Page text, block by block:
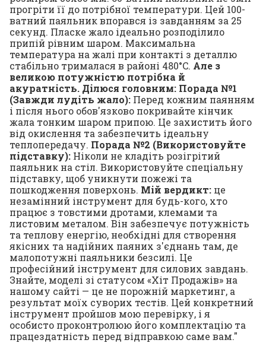
прогріти її до потрібної температури. Цей 100-
ватний паяльник впорався із завданням за 25
секунд. Пласке жало ідеально розподілило
припій рівним шаром. Максимальна
температура на жалі при контакті з деталлю
стабільно трималася в районі 480°C. Але з
великою потужністю потрібна й
акуратність. Ділюся головним: Порада №1
(Завжди лудіть жало): Перед кожним паянням
і після нього обов'язково покривайте кінчик
жала тонким шаром припою. Це захистить його
від окислення та забезпечить ідеальну
теплопередачу. Порада №2 (Використовуйте
підставку): Ніколи не кладіть розігрітий
паяльник на стіл. Використовуйте спеціальну
підставку, щоб уникнути пожежі та
пошкодження поверхонь. Мій вердикт: це
незамінний інструмент для будь-кого, хто
працює з товстими дротами, клемами та
листовим металом. Він забезпечує потужність
та теплову енергію, необхідні для створення
якісних та надійних паяних з'єднань там, де
малопотужні паяльники безсилі. Це
професійний інструмент для силових завдань.
Знайте, моделі зі статусом «Хіт Продажів» на
нашому сайті — це не порожній маркетинг, а
результат моїх суворих тестів. Цей конкретний
інструмент пройшов мою перевірку, і я
особисто проконтролюю його комплектацію та
працездатність перед відправкою саме вам."